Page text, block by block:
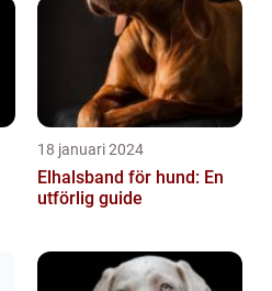
18 januari 2024
Elhalsband för hund: En
utförlig guide